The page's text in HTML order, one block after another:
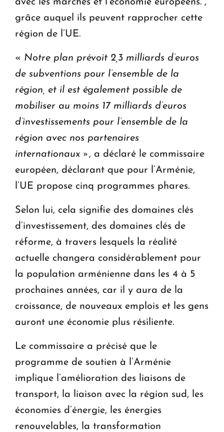
grâce auquel ils peuvent rapprocher cette
région de l’UE.
« Notre plan prévoit 2,3 milliards d’euros
de subventions pour l’ensemble de la
région, et il est également possible de
mobiliser au moins 17 milliards d’euros
d’investissements pour l’ensemble de la
région avec nos partenaires
internationaux » , a déclaré le commissaire
européen, déclarant que pour l’Arménie,
l’UE propose cinq programmes phares.
Selon lui, cela signifie des domaines clés
d’investissement, des domaines clés de
réforme, à travers lesquels la réalité
actuelle changera considérablement pour
la population arménienne dans les 4 à 5
prochaines années, car il y aura de la
croissance, de nouveaux emplois et les gens
auront une économie plus résiliente.
Le commissaire a précisé que le
programme de soutien à l’Arménie
implique l’amélioration des liaisons de
transport, la liaison avec la région sud, les
économies d’énergie, les énergies
renouvelables, la transformation